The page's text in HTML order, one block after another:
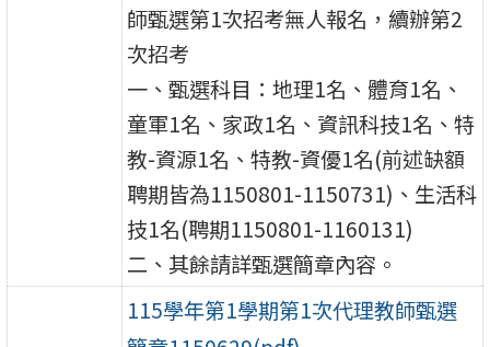
師甄選第1次招考無人報名，續辦第2
次招考
一、甄選科目：地理1名、體育1名、
童軍1名、家政1名、資訊科技1名、特
教-資源1名、特教-資優1名(前述缺額
聘期皆為1150801-1150731)、生活科
技1名(聘期1150801-1160131)
二、其餘請詳甄選簡章內容。
115學年第1學期第1次代理教師甄選